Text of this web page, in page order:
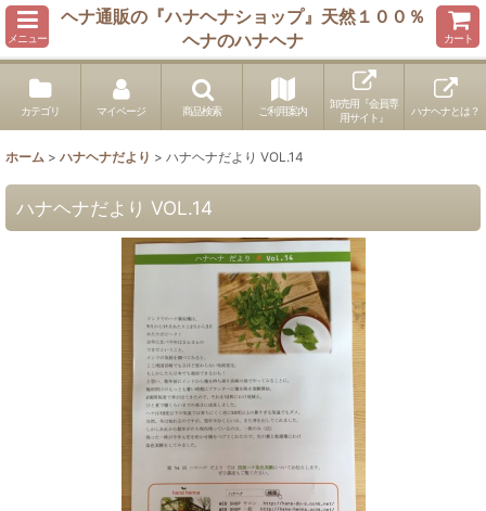
メニュー
ヘナ通販の『ハナヘナショップ』天然１００％
ヘナのハナヘナ
カート
カテゴリ マイページ 商品検索 ご利用案内
卸売用『会員専
用サイト』
ハナヘナとは？
ホーム > ハナヘナだより > ハナヘナだより VOL.14
ハナヘナだより VOL.14